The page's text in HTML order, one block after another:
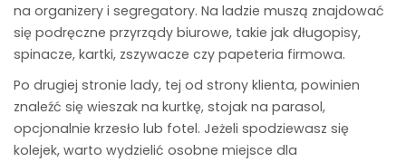
na organizery i segregatory. Na ladzie muszą znajdować
się podręczne przyrządy biurowe, takie jak długopisy,
spinacze, kartki, zszywacze czy papeteria firmowa.
Po drugiej stronie lady, tej od strony klienta, powinien
znaleźć się wieszak na kurtkę, stojak na parasol,
opcjonalnie krzesło lub fotel. Jeżeli spodziewasz się
kolejek, warto wydzielić osobne miejsce dla